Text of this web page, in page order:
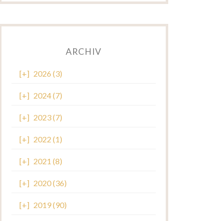
ARCHIV
[+] 2026 (3)
[+] 2024 (7)
[+] 2023 (7)
[+] 2022 (1)
[+] 2021 (8)
[+] 2020 (36)
[+] 2019 (90)